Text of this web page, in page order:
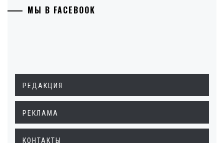
МЫ В FACEBOOK
РЕДАКЦИЯ
РЕКЛАМА
КОНТАКТЫ